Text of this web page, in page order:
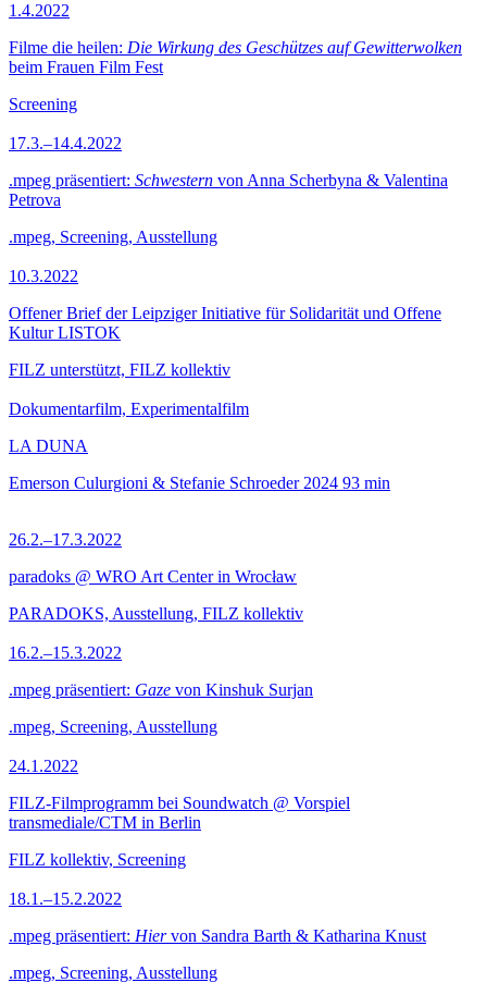
1.4.2022
Filme die heilen: Die Wirkung des Geschützes auf Gewitterwolken
beim Frauen Film Fest
Screening
17.3.–14.4.2022
.mpeg präsentiert: Schwestern von Anna Scherbyna & Valentina
Petrova
.mpeg, Screening, Ausstellung
10.3.2022
Offener Brief der Leipziger Initiative für Solidarität und Offene
Kultur LISTOK
FILZ unterstützt, FILZ kollektiv
Dokumentarfilm, Experimentalfilm
LA DUNA
Emerson Culurgioni & Stefanie Schroeder 2024 93 min
26.2.–17.3.2022
paradoks @ WRO Art Center in Wrocław
PARADOKS, Ausstellung, FILZ kollektiv
16.2.–15.3.2022
.mpeg präsentiert: Gaze von Kinshuk Surjan
.mpeg, Screening, Ausstellung
24.1.2022
FILZ-Filmprogramm bei Soundwatch @ Vorspiel
transmediale/CTM in Berlin
FILZ kollektiv, Screening
18.1.–15.2.2022
.mpeg präsentiert: Hiervon Sandra Barth & Katharina Knust
.mpeg, Screening, Ausstellung